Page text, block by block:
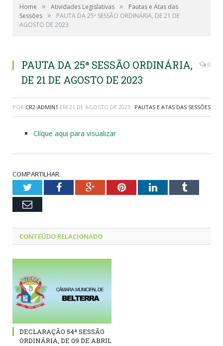
Home » Atividades Legislativas »
Pautas e Atas das
Sessões »
PAUTA DA 25ª SESSÃO ORDINÁRIA, DE 21 DE
AGOSTO DE 2023
PAUTA DA 25ª SESSÃO ORDINÁRIA,
DE 21 DE AGOSTO DE 2023
0
POR CR2-ADMIN1 EM 21 DE AGOSTO DE 2023 PAUTAS E ATAS DAS SESSÕES
Clique aqui para visualizar
COMPARTILHAR:
TwitterFacebookGoogle+PinterestLinkedInTumblr
Email
CONTEÚDO RELACIONADO
DECLARAÇÃO 54ª SESSÃO
ORDINÁRIA, DE 09 DE ABRIL